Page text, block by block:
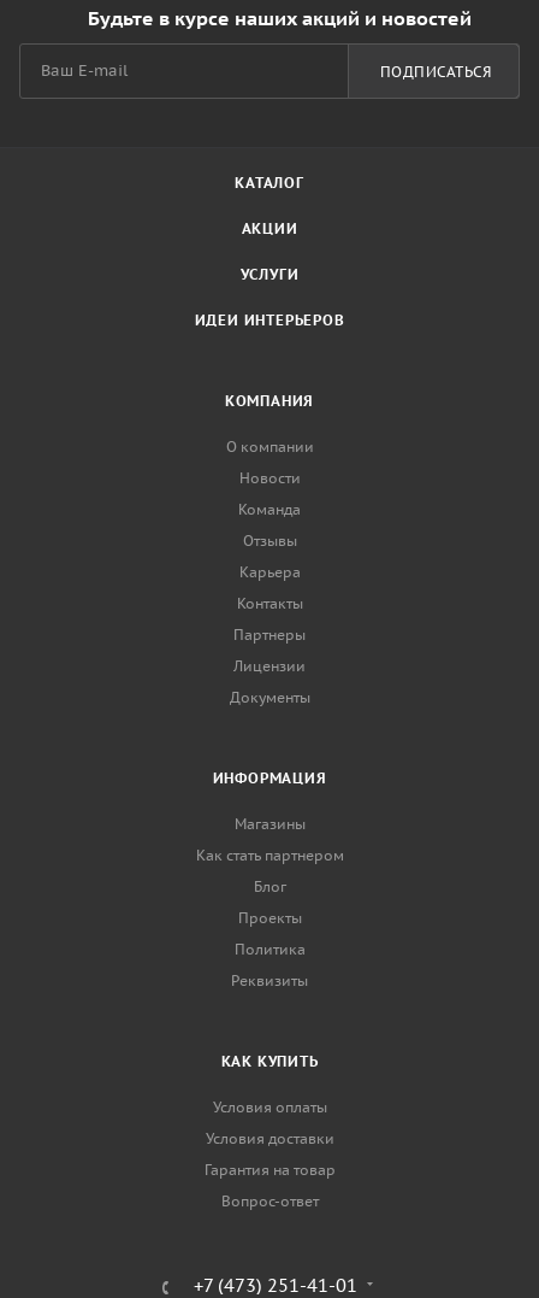
Будьте в курсе наших акций и новостей
ПОДПИСАТЬСЯ
КАТАЛОГ
АКЦИИ
УСЛУГИ
ИДЕИ ИНТЕРЬЕРОВ
КОМПАНИЯ
О компании
Новости
Команда
Отзывы
Карьера
Контакты
Партнеры
Лицензии
Документы
ИНФОРМАЦИЯ
Магазины
Как стать партнером
Блог
Проекты
Политика
Реквизиты
КАК КУПИТЬ
Условия оплаты
Условия доставки
Гарантия на товар
Вопрос-ответ
+7 (473) 251-41-01